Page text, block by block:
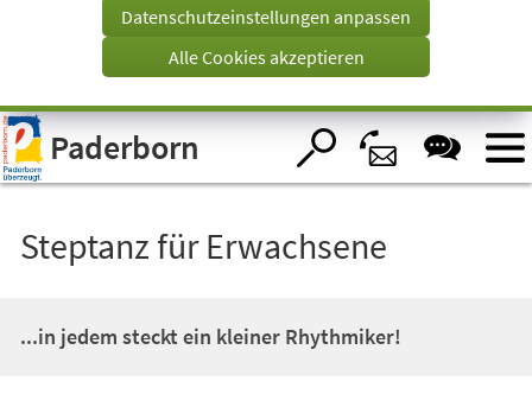
Visuelle
Assistenzsoftware
öffnen.
Tab)
Datenschutzeinstellungen anpassen
Alle Cookies akzeptieren
Paderborn
Steptanz für Erwachsene
...in jedem steckt ein kleiner Rhythmiker!